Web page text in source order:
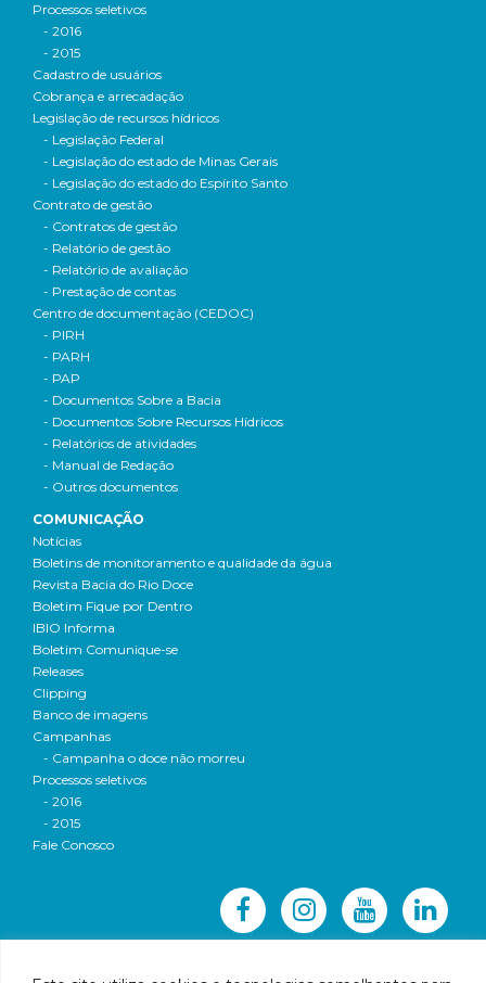
Processos seletivos
- 2016
- 2015
Cadastro de usuários
Cobrança e arrecadação
Legislação de recursos hídricos
- Legislação Federal
- Legislação do estado de Minas Gerais
- Legislação do estado do Espírito Santo
Contrato de gestão
- Contratos de gestão
- Relatório de gestão
- Relatório de avaliação
- Prestação de contas
Centro de documentação (CEDOC)
- PIRH
- PARH
- PAP
- Documentos Sobre a Bacia
- Documentos Sobre Recursos Hídricos
- Relatórios de atividades
- Manual de Redação
- Outros documentos
COMUNICAÇÃO
Notícias
Boletins de monitoramento e qualidade da água
Revista Bacia do Rio Doce
Boletim Fique por Dentro
IBIO Informa
Boletim Comunique-se
Releases
Clipping
Banco de imagens
Campanhas
- Campanha o doce não morreu
Processos seletivos
- 2016
- 2015
Fale Conosco